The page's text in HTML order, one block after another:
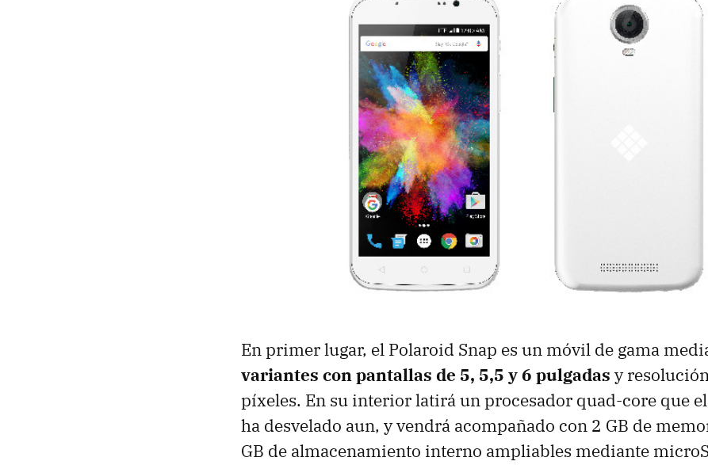
En primer lugar, el Polaroid Snap es un móvil de gama
variantes con pantallas de 5, 5,5 y 6 pulgadas y
píxeles. En su interior latirá un procesador quad-core que
ha desvelado aun, y vendrá acompañado con 2 GB de
GB de almacenamiento interno ampliables mediante